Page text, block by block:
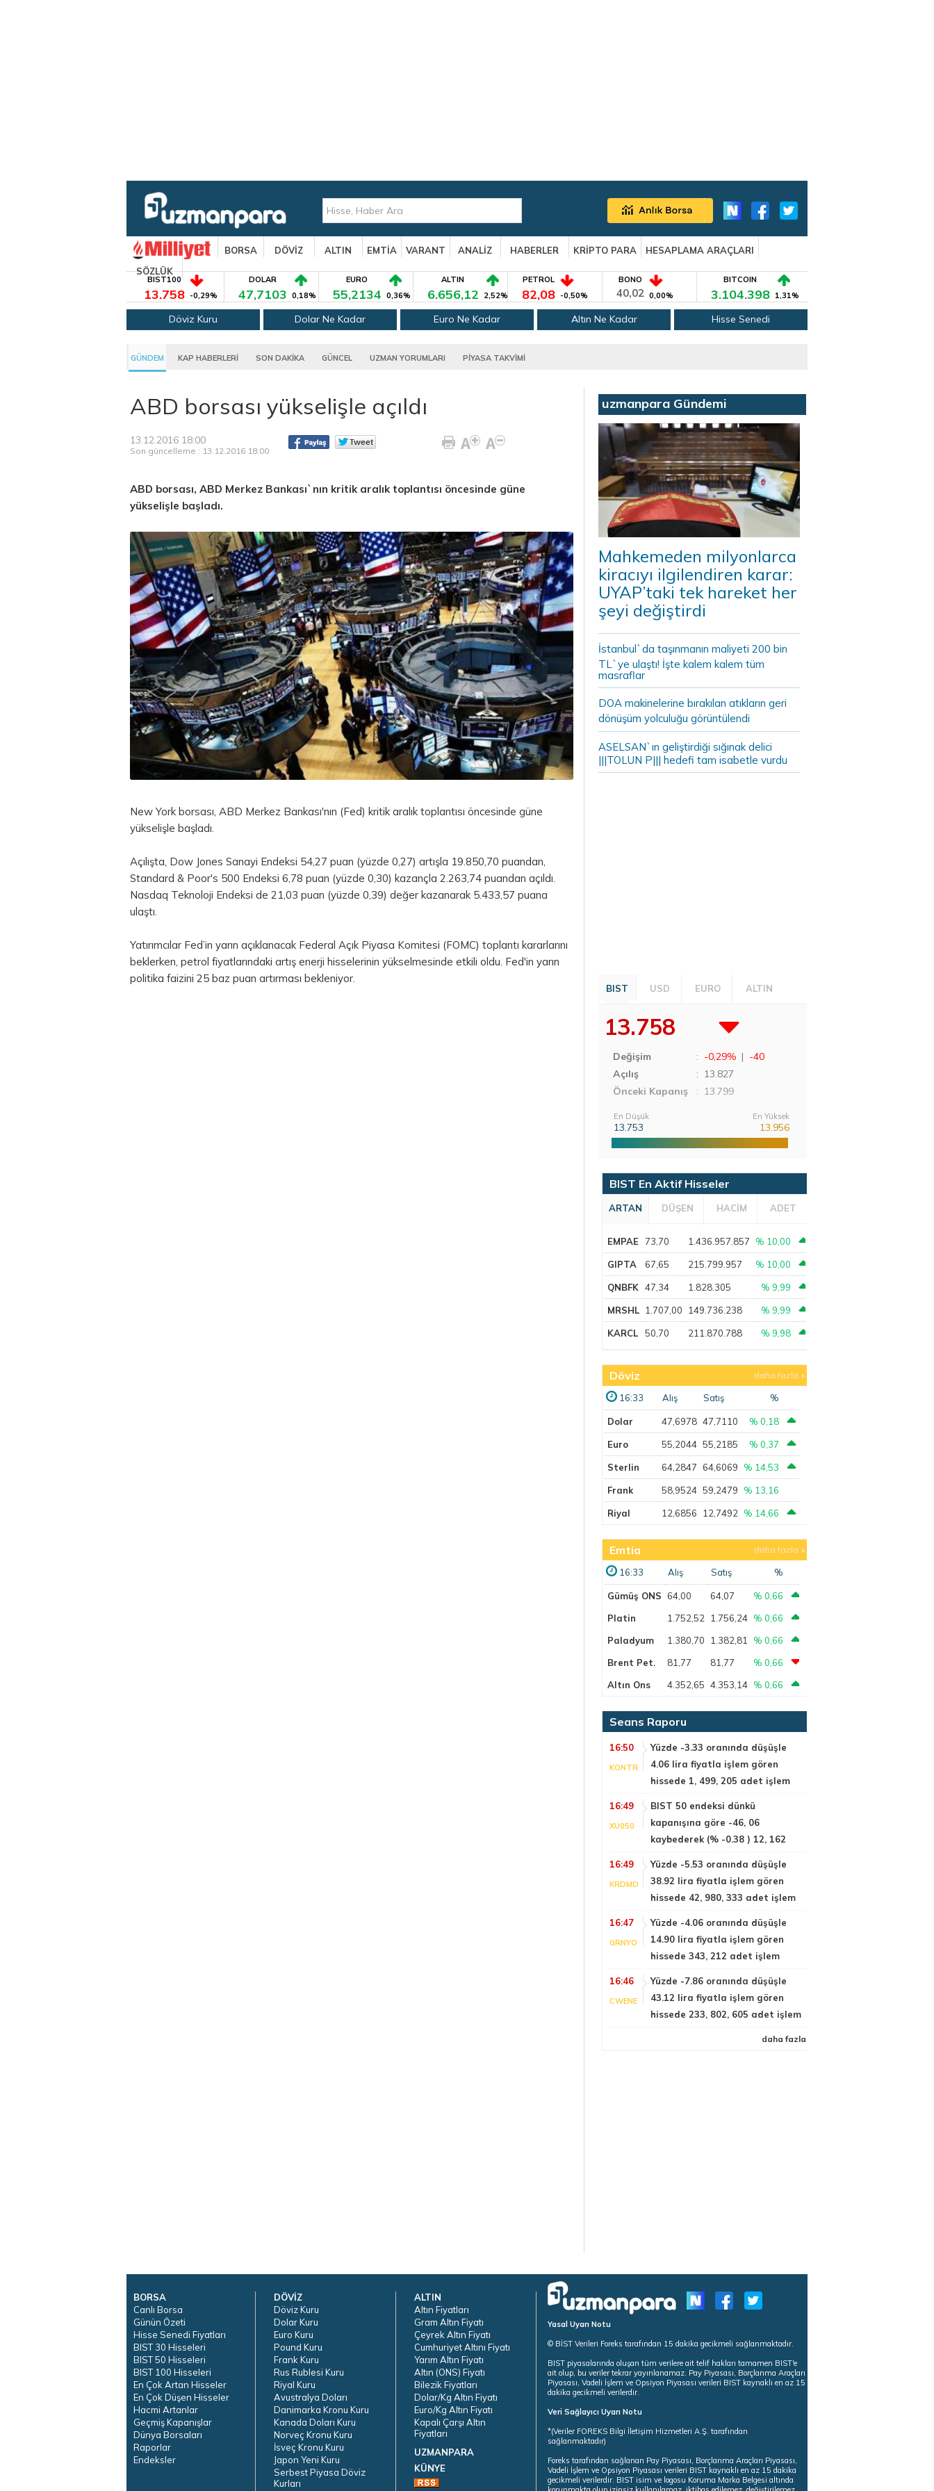
BORSA DÖVİZ ALTIN EMTİA VARANT ANALİZ HABERLER KRİPTO PARA
HESAPLAMA ARAÇLARI
SÖZLÜK
BIST100
13.758 -0,29%
DOLAR
47,7103 0,18%
EURO
55,2134 0,36%
ALTIN
6.656,12 2,52%
PETROL
82,08 -0,50%
BONO
40,02 0,00%
BITCOIN
3.104.398 1,31%
Döviz Kuru Dolar Ne Kadar Euro Ne Kadar Altın Ne Kadar Hisse Senedi
GÜNDEM KAP HABERLERİ SON DAKİKA GÜNCEL UZMAN YORUMLARI PİYASA TAKVİMİ
ABD borsası yükselişle açıldı
13.12.2016 18:00
Son güncelleme : 13.12.2016 18:00
ABD borsası, ABD Merkez Bankası`nın kritik aralık toplantısı öncesinde güne
yükselişle başladı.
New York borsası, ABD Merkez Bankası'nın (Fed) kritik aralık toplantısı öncesinde güne
yükselişle başladı.
Açılışta, Dow Jones Sanayi Endeksi 54,27 puan (yüzde 0,27) artışla 19.850,70 puandan,
Standard & Poor's 500 Endeksi 6,78 puan (yüzde 0,30) kazançla 2.263,74 puandan açıldı.
Nasdaq Teknoloji Endeksi de 21,03 puan (yüzde 0,39) değer kazanarak 5.433,57 puana
ulaştı.
Yatırımcılar Fed’in yarın açıklanacak Federal Açık Piyasa Komitesi (FOMC) toplantı kararlarını
beklerken, petrol fiyatlarındaki artış enerji hisselerinin yükselmesinde etkili oldu. Fed'in yarın
politika faizini 25 baz puan artırması bekleniyor.
uzmanpara Gündemi
Mahkemeden milyonlarca
kiracıyı ilgilendiren karar:
UYAP’taki tek hareket her
şeyi değiştirdi
İstanbul`da taşınmanın maliyeti 200 bin
TL`ye ulaştı! İşte kalem kalem tüm
masraflar
DOA makinelerine bırakılan atıkların geri
dönüşüm yolculuğu görüntülendi
ASELSAN`ın geliştirdiği sığınak delici
|||TOLUN P||| hedefi tam isabetle vurdu
BIST USD EURO ALTIN
13.758
Değişim : -0,29% | -40
Açılış
: 13.827
Önceki Kapanış
: 13.799
En Düşük
13.753
En Yüksek
13.956
BIST En Aktif Hisseler
ARTAN DÜŞEN HACİM ADET
EMPAE 73,70 1.436.957.857 % 10,00
GIPTA 67,65 215.799.957 % 10,00
QNBFK 47,34 1.828.305 % 9,99
MRSHL 1.707,00 149.736.238 % 9,99
KARCL 50,70 211.870.788 % 9,98
Döviz daha fazla
16:33 Alış Satış %
Dolar 47,6978 47,7110 % 0,18
Euro 55,2044 55,2185 % 0,37
Sterlin 64,2847 64,6069 % 14,53
Frank 58,9524 59,2479 % 13,16
Riyal 12,6856 12,7492 % 14,66
Emtia daha fazla
16:33 Alış Satış %
Gümüş ONS 64,00 64,07
% 0,66
Platin
1.752,52 1.756,24 % 0,66
Paladyum
1.380,70 1.382,81
% 0,66
Brent Pet.
81,77 81,77
% 0,66
Altın Ons
4.352,65 4.353,14 % 0,66
Seans Raporu
16:50
KONTR
Yüzde -3.33 oranında düşüşle
4.06 lira fiyatla işlem gören
hissede 1, 499, 205 adet işlem
16:49
XU050
BIST 50 endeksi dünkü
kapanışına göre -46, 06
kaybederek (% -0.38 ) 12, 162
16:49
KRDMD
Yüzde -5.53 oranında düşüşle
38.92 lira fiyatla işlem gören
hissede 42, 980, 333 adet işlem
16:47
GRNYO
Yüzde -4.06 oranında düşüşle
14.90 lira fiyatla işlem gören
hissede 343, 212 adet işlem
16:46
CWENE
Yüzde -7.86 oranında düşüşle
43.12 lira fiyatla işlem gören
hissede 233, 802, 605 adet işlem
daha fazla
BORSA
Canlı Borsa
Günün Özeti
Hisse Senedi Fiyatları
BIST 30 Hisseleri
BIST 50 Hisseleri
BIST 100 Hisseleri
En Çok Artan Hisseler
En Çok Düşen Hisseler
Hacmi Artanlar
Geçmiş Kapanışlar
Dünya Borsaları
Raporlar
Endeksler
DÖVİZ
Döviz Kuru
Dolar Kuru
Euro Kuru
Pound Kuru
Frank Kuru
Rus Rublesi Kuru
Riyal Kuru
Avustralya Doları
Danimarka Kronu Kuru
Kanada Doları Kuru
Norveç Kronu Kuru
İsveç Kronu Kuru
Japon Yeni Kuru
Serbest Piyasa Döviz
Kurları
ALTIN
Altın Fiyatları
Gram Altın Fiyatı
Çeyrek Altın Fiyatı
Cumhuriyet Altını Fiyatı
Yarım Altın Fiyatı
Altın (ONS) Fiyatı
Bilezik Fiyatları
Dolar/Kg Altın Fiyatı
Euro/Kg Altın Fiyatı
Kapalı Çarşı Altın
Fiyatları
UZMANPARA
KÜNYE
Yasal Uyarı Notu
© BİST Verileri Foreks tarafından 15 dakika gecikmeli sağlanmaktadır.
BIST piyasalarında oluşan tüm verilere ait telif hakları tamamen BIST'e
ait olup, bu veriler tekrar yayınlanamaz. Pay Piyasası, Borçlanma Araçları
Piyasası, Vadeli İşlem ve Opsiyon Piyasası verileri BIST kaynaklı en az 15
dakika gecikmeli verilerdir.
Veri Sağlayıcı Uyarı Notu
*(Veriler FOREKS Bilgi İletişim Hizmetleri A.Ş. tarafından
sağlanmaktadır)
Foreks tarafından sağlanan Pay Piyasası, Borçlanma Araçları Piyasası,
Vadeli İşlem ve Opsiyon Piyasası verileri BIST kaynaklı en az 15 dakika
gecikmeli verilerdir. BIST isim ve logosu Koruma Marka Belgesi altında